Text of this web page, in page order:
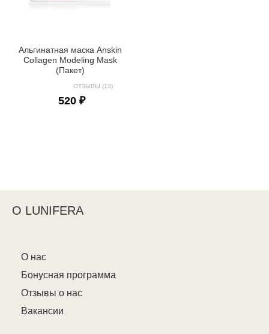
Альгинатная маска Anskin
Collagen Modeling Mask
(Пакет)
ОТЗЫВЫ (13)
520 ₽
О LUNIFERA
О нас
Бонусная программа
Отзывы о нас
Вакансии